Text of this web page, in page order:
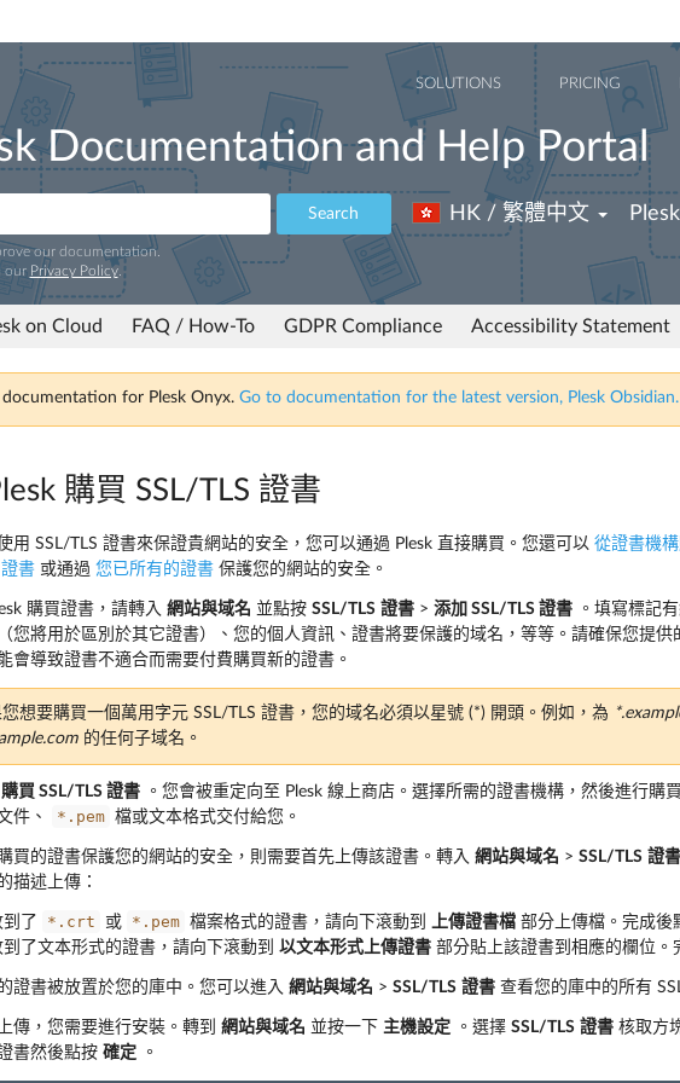
SOLUTIONS PRICING
Documentation and Help Portal
Search
our documentation.
our Privacy Policy.
HK / 繁體中文
on Cloud FAQ / How-To GDPR Compliance Accessibility Statement
documentation for Plesk Onyx. Go to documentation for the latest version, Plesk Obsidian.
購買 SSL/TLS 證書
用 SSL/TLS 證書來保證貴網站的安全，您可以通過 Plesk 直接購買。您還可以 從證書機
書 或通過 您已所有的證書 保護您的網站的安全。
購買證書，請轉入 網站與域名 並點按 SSL/TLS 證書 > 添加 SSL/TLS 證書 。填寫標記
您將用於區別於其它證書）、您的個人資訊、證書將要保護的域名，等等。請確保您提供
會導致證書不適合而需要付費購買新的證書。
想要購買一個萬用字元 SSL/TLS 證書，您的域名必須以星號 (*) 開頭。例如，為
的任何子域名。
購買 SSL/TLS 證書 。您會被重定向至 Plesk 線上商店。選擇所需的證書機構，然後進行購
件、 *.pem 檔或文本格式交付給您。
買的證書保護您的網站的安全，則需要首先上傳該證書。轉入 網站與域名 > SSL/TLS 證書
描述上傳：
了 *.crt 或 *.pem 檔案格式的證書，請向下滾動到 上傳證書檔 部分上傳檔。完成後
了文本形式的證書，請向下滾動到 以文本形式上傳證書 部分貼上該證書到相應的欄位。
證書被放置於您的庫中。您可以進入 網站與域名 > SSL/TLS 證書 查看您的庫中的所有
傳，您需要進行安裝。轉到 網站與域名 並按一下 主機設定 。選擇 SSL/TLS 證書 核取方
書然後點按 確定 。